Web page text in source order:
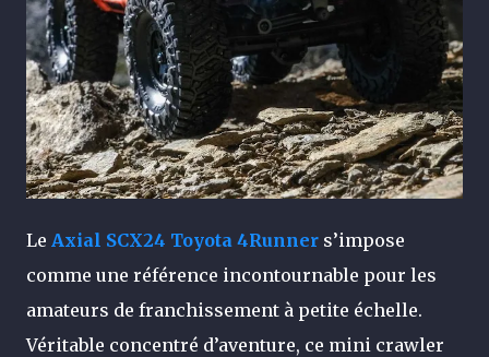
Le Axial SCX24 Toyota 4Runner s’impose
comme une référence incontournable pour les
amateurs de franchissement à petite échelle.
Véritable concentré d’aventure, ce mini crawler